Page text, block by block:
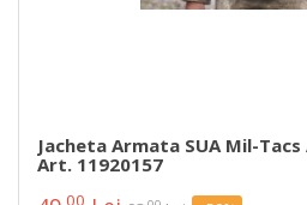
Jacheta Armata SUA Mil-
Art. 11920157
00